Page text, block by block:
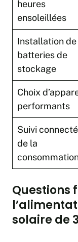
heures
ensoleillées
Installation de
batteries de
stockage
Choix
performants
Suivi
de la
Questions
solaire de